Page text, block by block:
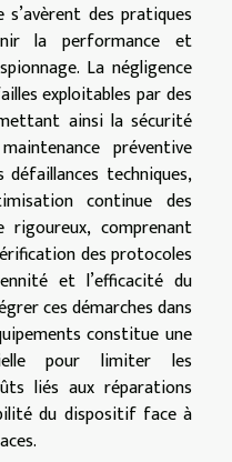
des pratiques
la performance et
La négligence
exploitables par des
ainsi la sécurité
préventive
techniques,
continue des
rigoureux, comprenant
des protocoles
et l’efficacité du
ces démarches dans
constitue une
pour limiter les
liés aux réparations
du dispositif face à